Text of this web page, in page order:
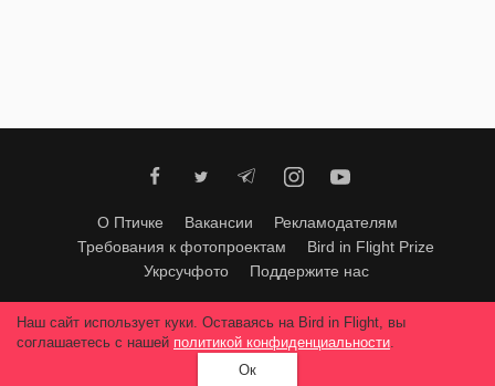
О Птичке Вакансии
Рекламодателям
Требования к фотопроектам
Bird in Flight Prize
Укрсучфото
Поддержите нас
Любое использование материалов допускается только с согласия
редакции.© 2026, Bird In Flight.
Все права защищены.
Наш сайт использует куки. Оставаясь на Bird in Flight, вы
соглашаетесь с нашей политикой конфиденциальности.
Ок